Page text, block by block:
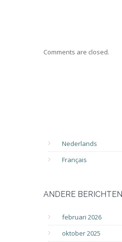
Comments are closed.
Nederlands
Français
ANDERE BERICHTEN
februari 2026
oktober 2025